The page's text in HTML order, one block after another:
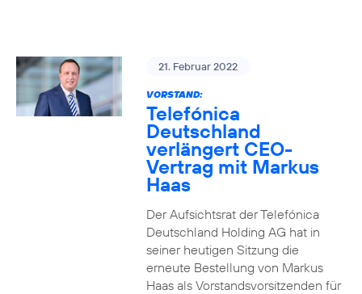
21. Februar 2022
VORSTAND:
Telefónica
Deutschland
verlängert CEO-
Vertrag mit Markus
Haas
Der Aufsichtsrat der Telefónica
Deutschland Holding AG hat in
seiner heutigen Sitzung die
erneute Bestellung von Markus
Haas als Vorstandsvorsitzenden für